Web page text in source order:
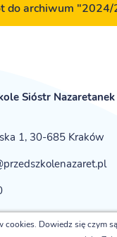
do archiwum
Sióstr
1, 30-685 Kraków
12
cookies. Dowiedz się czym